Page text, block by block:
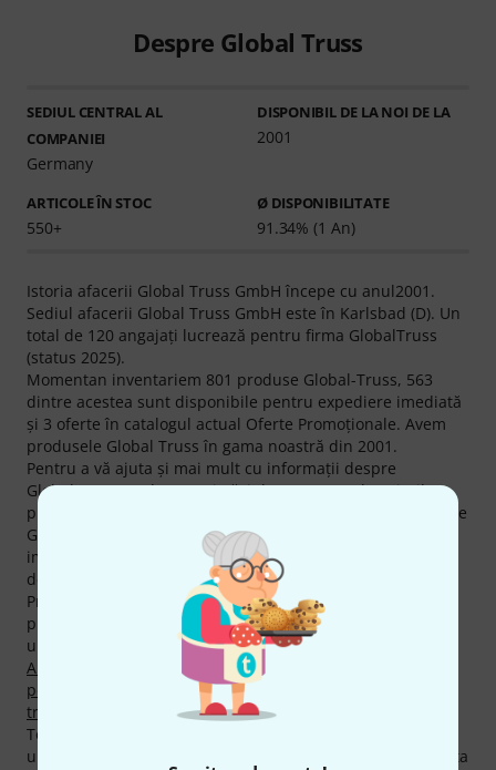
Despre Global Truss
SEDIUL CENTRAL AL
COMPANIEI
Germany
DISPONIBIL DE LA NOI DE LA
2001
ARTICOLE ÎN STOC
550+
Ø DISPONIBILITATE
91.34% (1 An)
Istoria afacerii Global Truss GmbH începe cu anul2001.
Sediul afacerii Global Truss GmbH este în Karlsbad (D). Un
total de 120 angajaţi lucrează pentru firma GlobalTruss
(status 2025).
Momentan inventariem 801 produse Global-Truss, 563
dintre acestea sunt disponibile pentru expediere imediată
şi 3 oferte în catalogul actual Oferte Promoţionale. Avem
produsele Global Truss în gama noastră din 2001.
Pentru a vă ajuta şi mai mult cu informaţii despre
GlobalTruss produse, veţi găsi deasemenea descrierile
produselor 18415 informaţii media, teste şi opinii legate de
GlobalTruss produse - printre care şi următoarele 4087
imagini cu produsul, 164 imagini diferire focalizate la 360
de grade şi 14164 recenzii de la clienţi.
Printre cele mai vândute mărci ale noastre se numără 139
produse GlobalTruss în acest moment de ex. din
următoarele categorii de produseTraverse 4 Pct.
Ancorare
Cleme, Cuplaje, etc.,
pentru elemente de scena,Accesorii pt. Boxe
transport
Top seller-ul actual printre produsele GlobalTruss este
următorul articol
. Şi acesta